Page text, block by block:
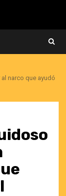
narco que ayudó